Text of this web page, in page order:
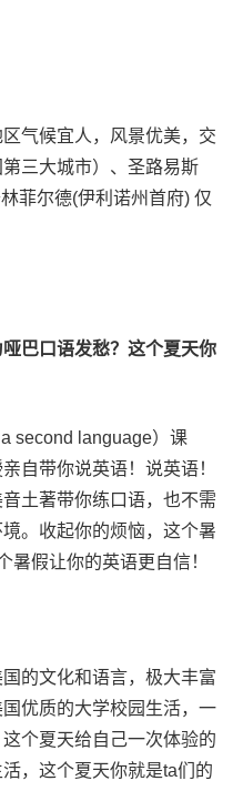
气候宜人，风景优美，交
三大城市）、圣路易斯
菲尔德(伊利诺州首府) 仅
巴口语发愁？这个夏天你
second language）课
自带你说英语！说英语！
土著带你练口语，也不需
。收起你的烦恼，这个暑
暑假让你的英语更自信！
的文化和语言，极大丰富
优质的大学校园生活，一
个夏天给自己一次体验的
，这个夏天你就是ta们的